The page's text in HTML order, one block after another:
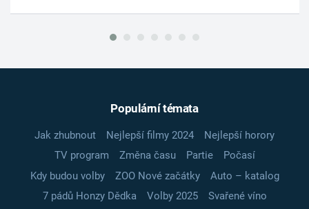
Populární témata
Jak zhubnout Nejlepší filmy 2024
Nejlepší horory
TV program
Změna času Partie
Počasí
Kdy budou volby
ZOO Nové začátky
Auto – katalog
7 pádů Honzy Dědka
Volby 2025
Svařené víno